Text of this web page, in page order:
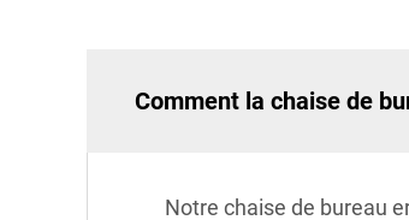
Comment la chaise de
Notre chaise de bureau